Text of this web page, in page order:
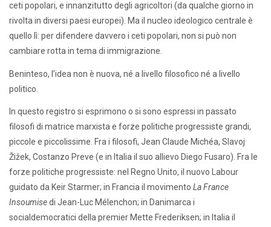
ceti popolari, e innanzitutto degli agricoltori (da qualche giorno in
rivolta in diversi paesi europei). Ma il nucleo ideologico centrale è
quello lì: per difendere davvero i ceti popolari, non si può non
cambiare rotta in tema di immigrazione.
Beninteso, l’idea non è nuova, né a livello filosofico né a livello
politico.
In questo registro si esprimono o si sono espressi in passato
filosofi di matrice marxista e forze politiche progressiste grandi,
piccole e piccolissime. Fra i filosofi, Jean Claude Michéa, Slavoj
Žižek, Costanzo Preve (e in Italia il suo allievo Diego Fusaro). Fra le
forze politiche progressiste: nel Regno Unito, il nuovo Labour
guidato da Keir Starmer; in Francia il movimento La France
Insoumisedi Jean-Luc Mélenchon; in Danimarca i
socialdemocratici della premier Mette Frederiksen; in Italia il